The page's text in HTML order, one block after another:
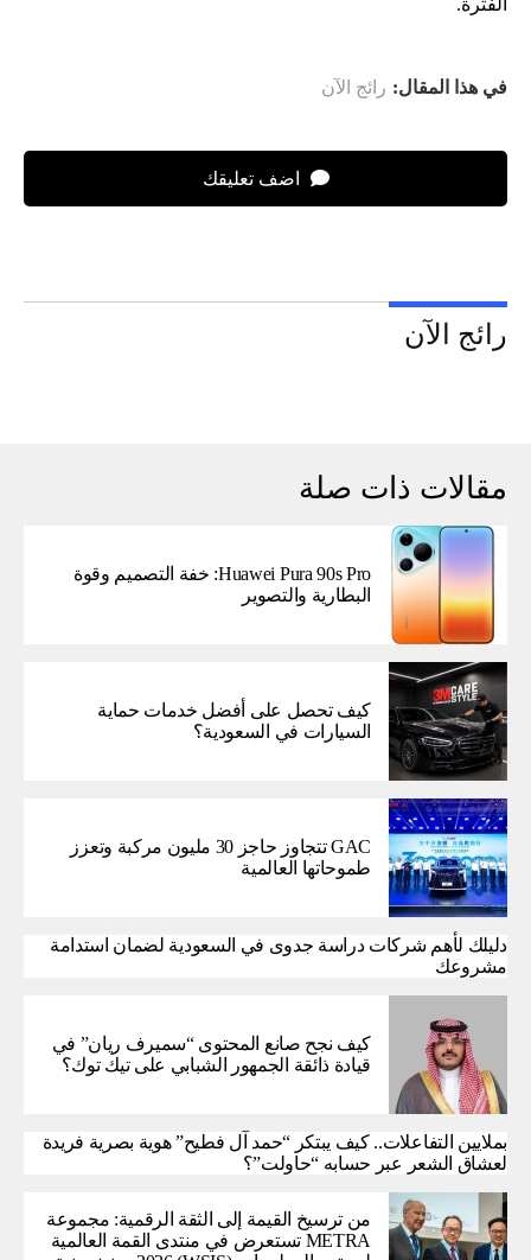
الفترة.
في هذا المقال: رائج الآن
اضف تعليقك
رائج الآن
مقالات ذات صلة
Huawei Pura 90s Pro: خفة التصميم وقوة
البطارية والتصوير
كيف تحصل على أفضل خدمات حماية
السيارات في السعودية؟
GAC تتجاوز حاجز 30 مليون مركبة وتعزز
طموحاتها العالمية
دليلك لأهم شركات دراسة جدوى في السعودية لضمان استدامة
مشروعك
كيف نجح صانع المحتوى “سميرف ريان” في
قيادة ذائقة الجمهور الشبابي على تيك توك؟
بملايين التفاعلات.. كيف يبتكر “حمد آل فطيح” هوية بصرية فريدة
لعشاق الشعر عبر حسابه “حاولت”؟
من ترسيخ القيمة إلى الثقة الرقمية: مجموعة
METRA تستعرض في منتدى القمة العالمية